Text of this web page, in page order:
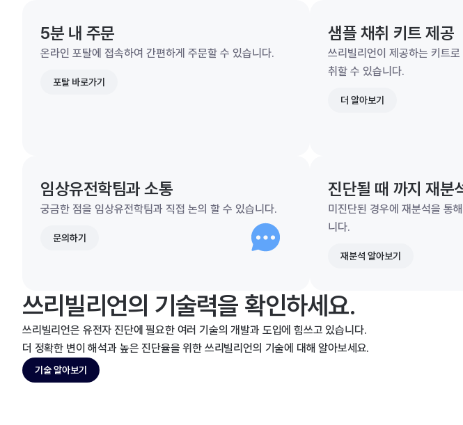
5분 내 주문
온라인 포탈에 접속하여 간편하게 주문할 수 있습니다.
포탈 바로가기
샘플 채취 키트 제공
쓰리빌리언이 제공하는 키트
취할 수 있습니다.
더 알아보기
임상유전학팀과 소통
궁금한 점을 임상유전학팀과 직접 논의 할 수 있습니다.
문의하기
진단될 때 까지 재분
미진단된 경우에 재분석을 통
니다.
재분석 알아보기
쓰리빌리언의 기술력을 확인하세요.
쓰리빌리언은 유전자 진단에 필요한 여러 기술의 개발과 도입에 힘쓰고 있습니다.
더 정확한 변이 해석과 높은 진단율을 위한 쓰리빌리언의 기술에 대해 알아보세요.
기술 알아보기